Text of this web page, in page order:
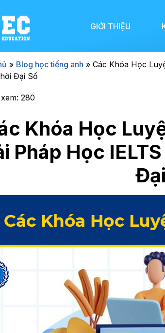
GIỚI THIỆU
» Blog học tiếng anh » Các Khóa Học
Đại Số
280
Khóa Học
Pháp Học